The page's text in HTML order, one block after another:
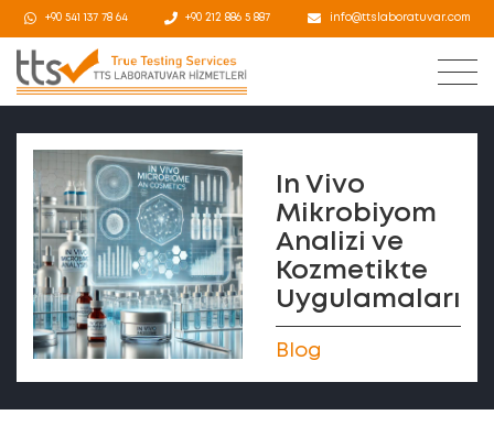
+90 541 137 78 64 +90 212 886 5 887 info@ttslaboratuvar.com
In Vivo
Mikrobiyom
Analizi ve
Kozmetikte
Uygulamaları
Blog